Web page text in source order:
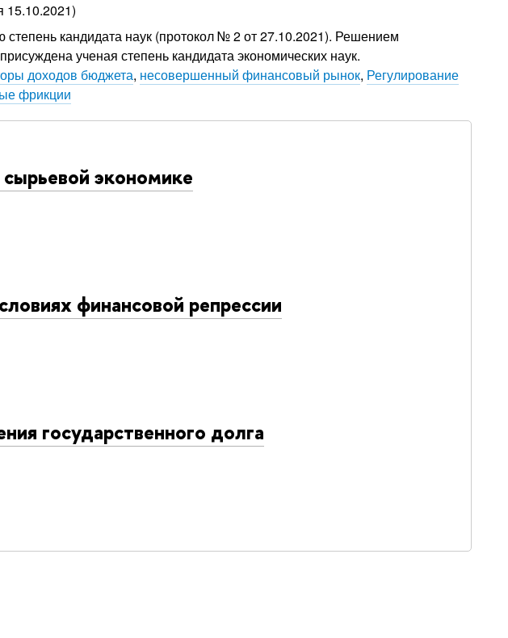
15.10.2021)
степень кандидата наук (протокол № 2 от 27.10.2021). Решением
ученая степень кандидата экономических наук.
доходов бюджета, несовершенный финансовый рынок, Регулирование
фрикции
экономике
финансовой репрессии
государственного долга